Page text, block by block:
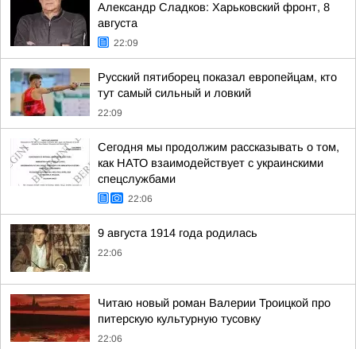
Александр Сладков: Харьковский фронт, 8
августа
22:09
Русский пятиборец показал европейцам, кто
тут самый сильный и ловкий
22:09
Сегодня мы продолжим рассказывать о том,
как НАТО взаимодействует с украинскими
спецслужбами
22:06
9 августа 1914 года родилась
22:06
Читаю новый роман Валерии Троицкой про
питерскую культурную тусовку
22:06